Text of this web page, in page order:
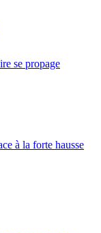
se propage
à la forte hausse